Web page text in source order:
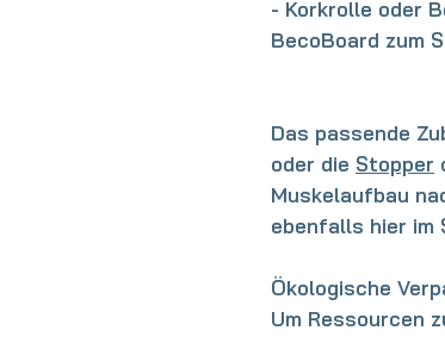
- Korkrolle oder
BecoBoard zum
Das passende
oder die Stopper
Muskelaufbau
ebenfalls hier im
Ökologische
Um Ressourcen